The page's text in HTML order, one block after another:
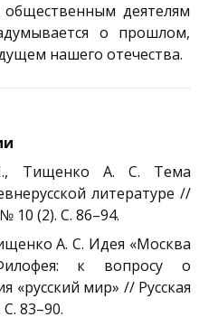
общественным деятелям
о прошлом,
нашего отечества.
Тищенко А. С. Тема
литературе //
10 (2). С. 86–94.
А. С. Идея «Москва
к вопросу о
«русский мир» // Русская
83–90.